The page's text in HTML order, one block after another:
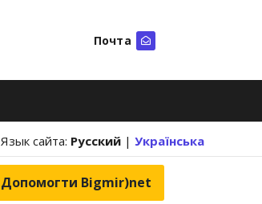
Почта
Язык сайта: Русский | Українська
Допомогти Bigmir)net